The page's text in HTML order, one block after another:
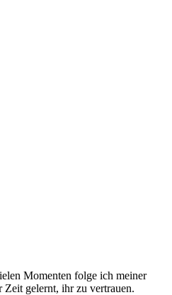
Momenten folge ich meiner
gelernt, ihr zu vertrauen.